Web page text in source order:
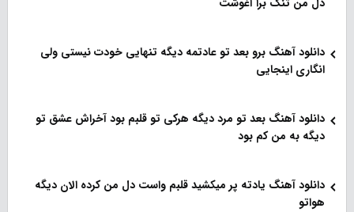
دانلود آهنگ یادته پر میکشید قلبم واست دل من کرده الان دیگه
هواتو
دانلود آهنگ بعد تو مرد دیگه هرکی تو قلبم بود آخراش عشق تو
دیگه به من کم بود
دانلود آهنگ برو بعد تو عادتمه دیگه تنهایی خودت نیستی ولی
انگاری اینجایی